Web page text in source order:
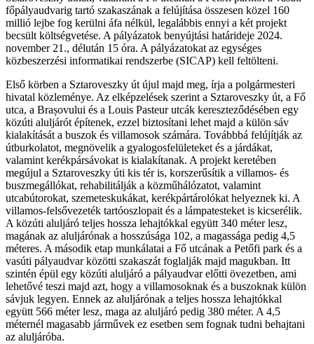
főpályaudvarig tartó szakaszának a felújítása összesen közel 160
millió lejbe fog kerülni áfa nélkül, legalábbis ennyi a két projekt
becsült költségvetése. A pályázatok benyújtási határideje 2024.
november 21., délután 15 óra. A pályázatokat az egységes
közbeszerzési informatikai rendszerbe (SICAP) kell feltölteni.
Első körben a Sztaroveszky út újul majd meg, írja a polgármesteri
hivatal közleménye. Az elképzelések szerint a Sztaroveszky út, a Fő
utca, a Brașovului és a Louis Pasteur utcák kereszteződésében egy
közúti aluljárót építenek, ezzel biztosítani lehet majd a külön sáv
kialakítását a buszok és villamosok számára. Továbbbá felújítják az
útburkolatot, megnövelik a gyalogosfelületeket és a járdákat,
valamint kerékpársávokat is kialakítanak. A projekt keretében
megújul a Sztaroveszky úti kis tér is, korszerűsítik a villamos- és
buszmegállókat, rehabilitálják a közműhálózatot, valamint
utcabútorokat, szemeteskukákat, kerékpártárolókat helyeznek ki. A
villamos-felsővezeték tartóoszlopait és a lámpatesteket is kicserélik.
A közúti aluljáró teljes hossza lehajtókkal együtt 340 méter lesz,
magának az aluljárónak a hosszúsága 102, a magassága pedig 4,5
méteres. A második etap munkálatai a Fő utcának a Petőfi park és a
vasúti pályaudvar közötti szakaszát foglalják majd magukban. Itt
szintén épül egy közúti aluljáró a pályaudvar előtti övezetben, ami
lehetővé teszi majd azt, hogy a villamosoknak és a buszoknak külön
sávjuk legyen. Ennek az aluljárónak a teljes hossza lehajtókkal
együtt 566 méter lesz, maga az aluljáró pedig 380 méter. A 4,5
méternél magasabb járművek ez esetben sem fognak tudni behajtani
az aluljáróba.